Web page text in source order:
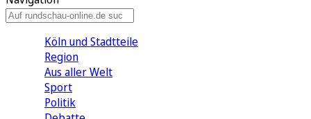
Köln und Stadtteile
Region
Aus aller Welt
Sport
Politik